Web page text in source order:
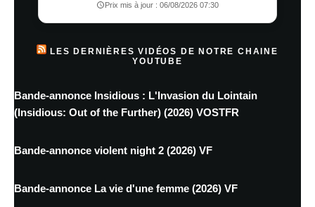
Prix mis à jour : 06/08/2026 07:30
LES DERNIÈRES VIDÉOS DE NOTRE CHAINE
YOUTUBE
Bande-annonce Insidious : L'Invasion du Lointain
(Insidious: Out of the Further) (2026) VOSTFR
Bande-annonce violent night 2 (2026) VF
Bande-annonce La vie d'une femme (2026) VF